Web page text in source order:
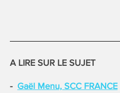
A LIRE SUR LE SUJET
Gaël Menu, SCC FRANCE